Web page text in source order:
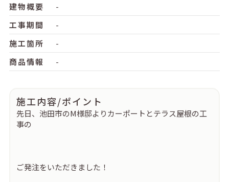
建物概要
-
工事期間
-
施工箇所
-
商品情報
-
施工内容/ポイント
先日、池田市のM様邸よりカーポートとテラス屋根の工
事の
ご発注をいただきました！